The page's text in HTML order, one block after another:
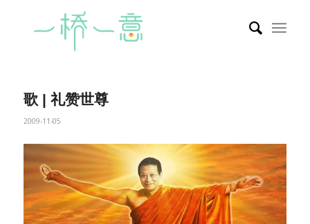
歌 | 礼赞世尊
2009-11-05